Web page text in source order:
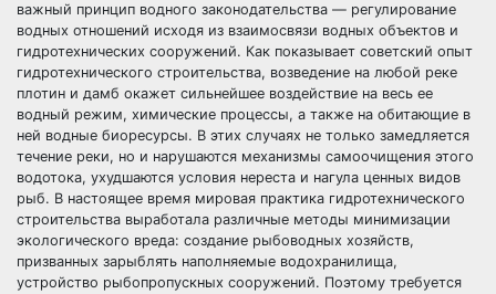
важный принцип водного законодательства — регулирование
водных отношений исходя из взаимосвязи водных объектов и
гидротехнических сооружений. Как показывает советский опыт
гидротехнического строительства, возведение на любой реке
плотин и дамб окажет сильнейшее воздействие на весь ее
водный режим, химические процессы, а также на обитающие в
ней водные биоресурсы. В этих случаях не только замедляется
течение реки, но и нарушаются механизмы самоочищения этого
водотока, ухудшаются условия нереста и нагула ценных видов
рыб. В настоящее время мировая практика гидротехнического
строительства выработала различные методы минимизации
экологического вреда: создание рыбоводных хозяйств,
призванных зарыблять наполняемые водохранилища,
устройство рыбопропускных сооружений. Поэтому требуется